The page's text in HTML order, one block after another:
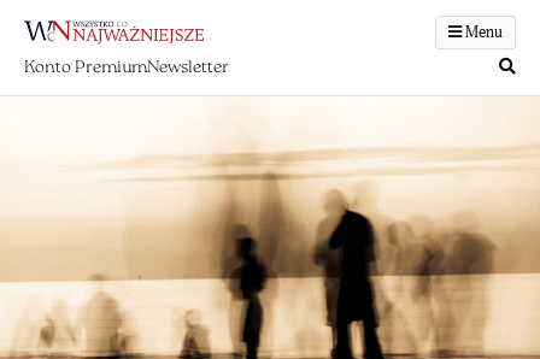
Menu
Konto PremiumNewsletter